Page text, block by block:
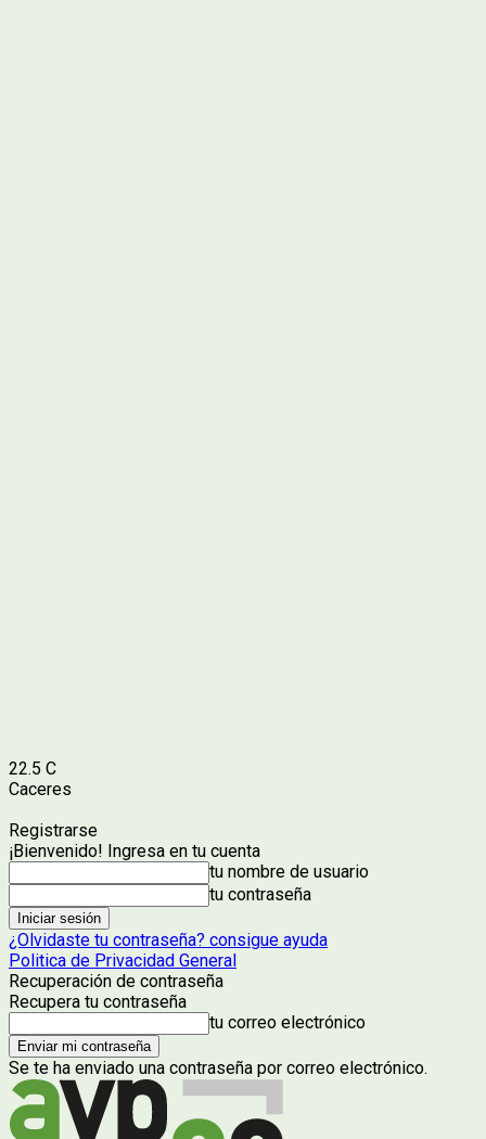
22.5 C
Caceres
Registrarse
¡Bienvenido! Ingresa en tu cuenta
tu nombre de usuario
tu contraseña
¿Olvidaste tu contraseña? consigue ayuda
Politica de Privacidad General
Recuperación de contraseña
Recupera tu contraseña
tu correo electrónico
Se te ha enviado una contraseña por correo electrónico.